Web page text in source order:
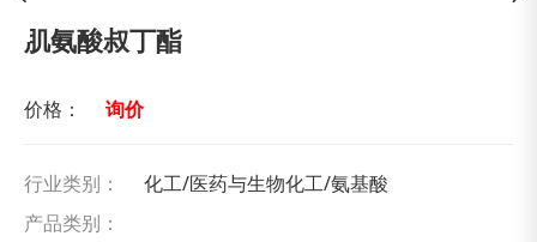
肌氨酸叔丁酯
价格： 询价
行业类别：
化工/医药与生物化工/氨基酸
产品类别：